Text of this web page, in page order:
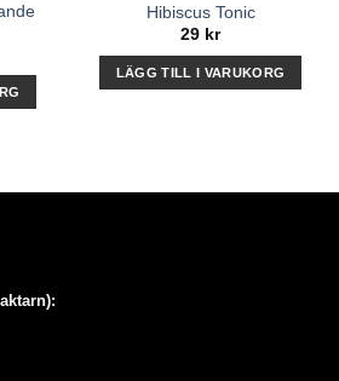
Hibiscus Tonic
29 kr
LÄGG TILL I VARUKORG